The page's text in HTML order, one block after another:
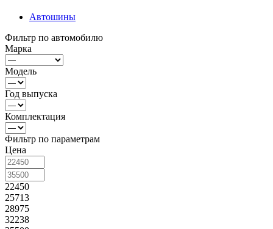
Автошины
Фильтр по автомобилю
Марка
Модель
Год выпуска
Комплектация
Фильтр по параметрам
Цена
22450
25713
28975
32238